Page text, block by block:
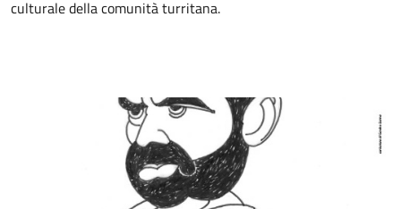
culturale della comunità turritana.